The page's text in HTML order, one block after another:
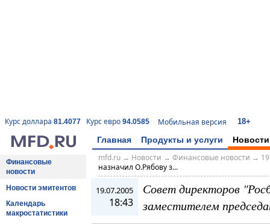
Курс доллара 81.4077 Курс евро 94.0585 Мобильная версия 18+
Главная Продукты и услуги Новости
Финансовые
новости
Новости эмитентов
Календарь
макростатистики
mfd.ru→ Новости → Финансовые новости →
назначил О.Рябову з...
19.07.2005
18:43
Совет директоров
заместителем